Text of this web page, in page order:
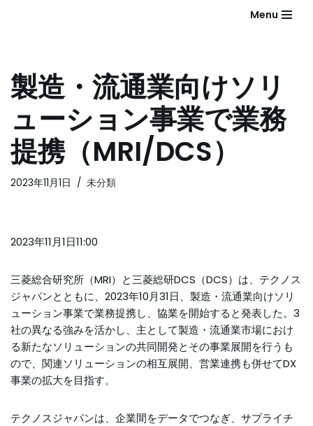
テ
ン
ツ
へ
ス
キ
プ
Menu
製造・流通業向けソリ
ューション事業で業務
提携（MRI/DCS）
2023年11月1日 未分類
2023年11月1日11:00
三菱総合研究所（MRI）と三菱総研DCS（DCS）は、テクノス
ジャパンとともに、2023年10月31日、製造・流通業向けソリ
ューション事業で業務提携し、協業を開始すると発表した。3
社の異なる強みを活かし、主として製造・流通業市場におけ
る新たなソリューションの共同開発とその事業展開を行うも
ので、関連ソリューションの相互展開、営業連携も併せてDX
事業の拡大を目指す。
テクノスジャパンは、企業間をデータでつなぎ、サプライチ